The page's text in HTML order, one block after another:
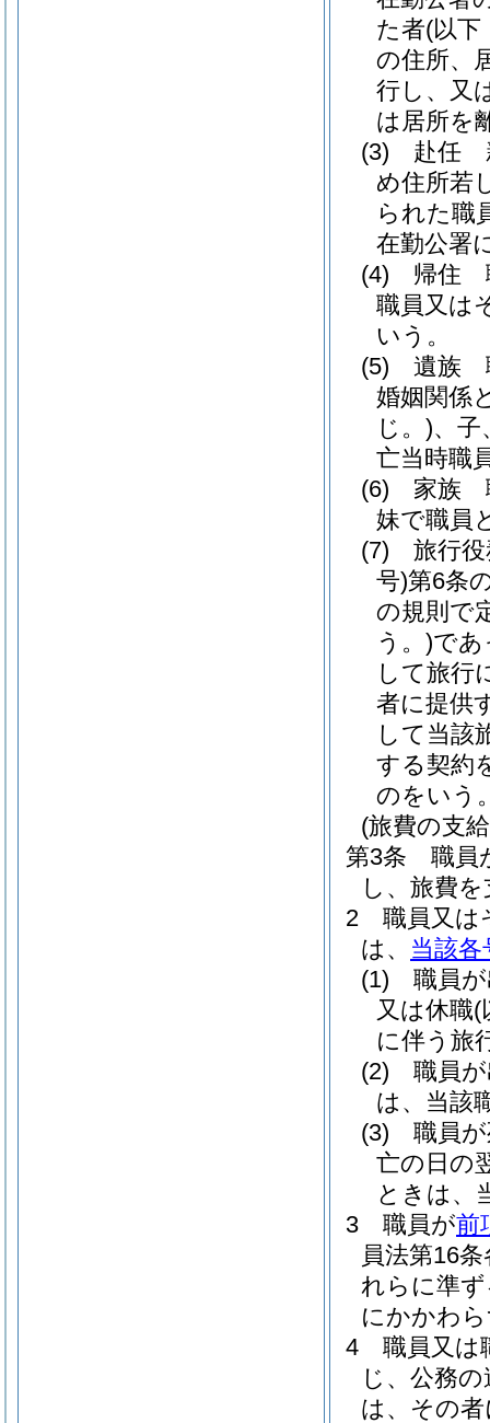
た者(以下
の住所、
行し、又
は居所を
(3)
赴任
め住所若
られた職
在勤公署
(4)
帰住
職員又は
いう。
(5)
遺族
婚姻関係
じ。)、子
亡当時職
(6)
家族
妹で職員
(7)
旅行
号)第6条
の規則で
う。)であ
して旅行
者に提供
して当該
する契約
のをいう
(旅費の支
第3条
職員
し、旅費
2
職員又は
は、 当該各
(1)
職員
又は休職(
に伴う旅
(2)
職員
は、当該
(3)
職員
亡の日の
ときは、
3
職員が前
員法第16
れらに準
にかかわ
4
職員又は
じ、公務
は、その